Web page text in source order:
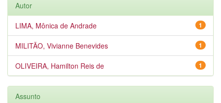
Autor
1
LIMA, Mônica de Andrade
1
MILITÃO, Vivianne Benevides
1
OLIVEIRA, Hamilton Reis de
Assunto